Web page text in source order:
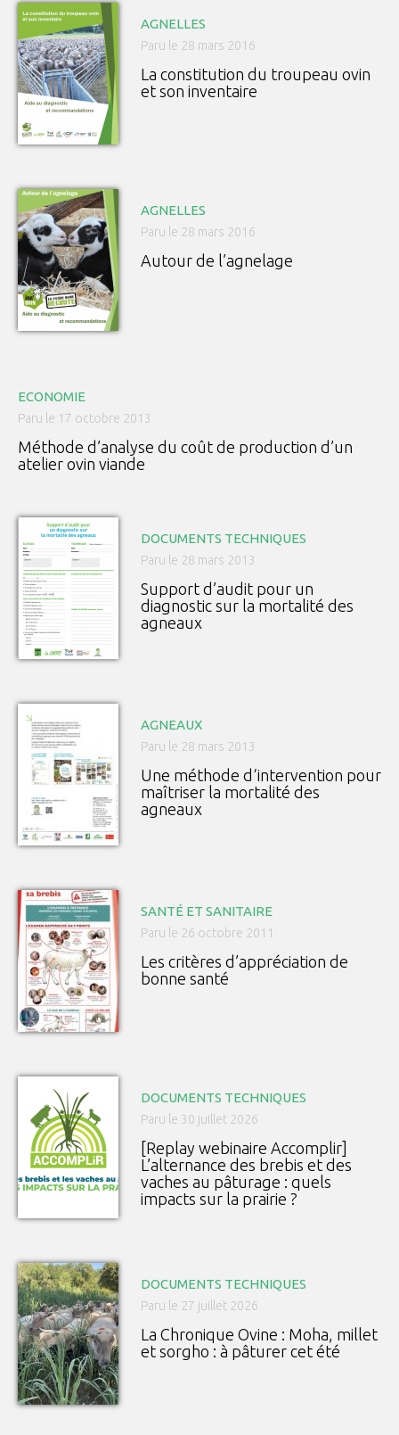
AGNELLES
Paru le 28 mars 2016
La constitution du troupeau ovin
et son inventaire
AGNELLES
Paru le 28 mars 2016
Autour de l’agnelage
ECONOMIE
Paru le 17 octobre 2013
Méthode d’analyse du coût de production d’un
atelier ovin viande
DOCUMENTS TECHNIQUES
Paru le 28 mars 2013
Support d’audit pour un
diagnostic sur la mortalité des
agneaux
AGNEAUX
Paru le 28 mars 2013
Une méthode d‘intervention pour
maîtriser la mortalité des
agneaux
SANTÉ ET SANITAIRE
Paru le 26 octobre 2011
Les critères d’appréciation de
bonne santé
DOCUMENTS TECHNIQUES
Paru le 30 juillet 2026
[Replay webinaire Accomplir]
L’alternance des brebis et des
vaches au pâturage : quels
impacts sur la prairie ?
DOCUMENTS TECHNIQUES
Paru le 27 juillet 2026
La Chronique Ovine : Moha, millet
et sorgho : à pâturer cet été